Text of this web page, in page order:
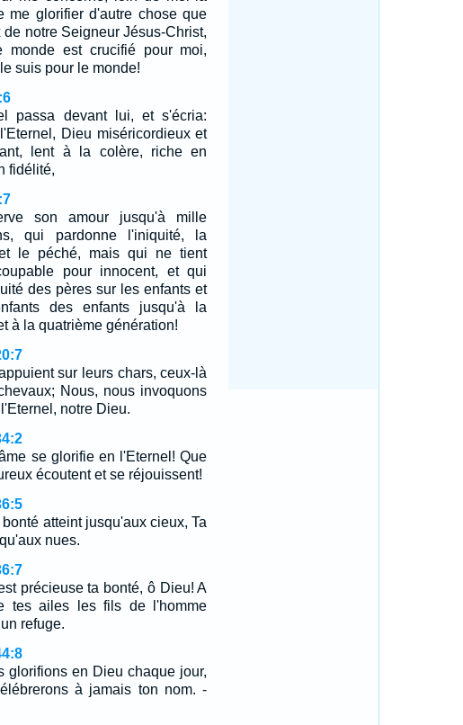
me glorifier d'autre chose que
notre Seigneur Jésus-Christ,
monde est crucifié pour moi,
suis pour le monde!
passa devant lui, et s'écria:
Dieu miséricordieux et
lent à la colère, riche en
fidélité,
son amour jusqu'à mille
qui pardonne l'iniquité, la
le péché, mais qui ne tient
pour innocent, et qui
des pères sur les enfants et
des enfants jusqu'à la
à la quatrième génération!
sur leurs chars, ceux-là
Nous, nous invoquons
notre Dieu.
se glorifie en l'Eternel! Que
écoutent et se réjouissent!
bonté atteint jusqu'aux cieux, Ta
nues.
précieuse ta bonté, ô Dieu! A
tes ailes les fils de l'homme
refuge.
glorifions en Dieu chaque jour,
à jamais ton nom. -